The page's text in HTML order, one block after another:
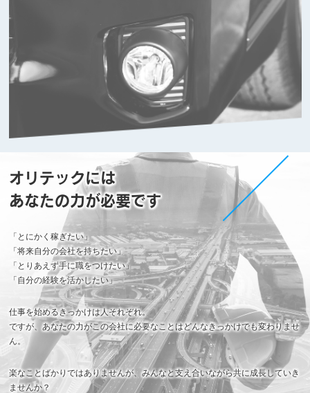
オリテックには
あなたの力が必要です
「とにかく稼ぎたい」
「将来自分の会社を持ちたい」
「とりあえず手に職をつけたい」
「自分の経験を活かしたい」
仕事を始めるきっかけは人それぞれ。
ですが、あなたの力がこの会社に必要なことはどんなきっかけでも変わりませ
ん。
楽なことばかりではありませんが、みんなと支え合いながら共に成長していき
ませんか？